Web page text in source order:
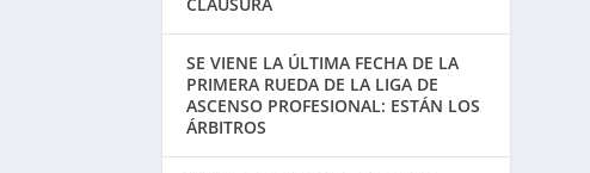
SE VIENE LA ÚLTIMA FECHA DE LA
PRIMERA RUEDA DE LA LIGA DE
ASCENSO PROFESIONAL: ESTÁN LOS
ÁRBITROS